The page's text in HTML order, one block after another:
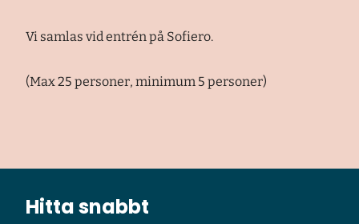
Vi samlas vid entrén på Sofiero.
(Max 25 personer, minimum 5 personer)
Hitta snabbt